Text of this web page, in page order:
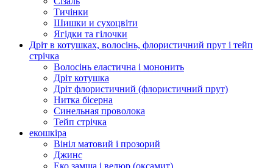
Тичінки
Шишки и сухоцвіти
Ягідки та гілочки
Дріт в котушках, волосінь, флористичний прут і тейп
стрічка
Волосінь еластична і мононить
Дріт котушка
Дріт флористичний (флористичний прут)
Нитка бісерна
Синельная проволока
Тейп стрічка
екошкіра
Вініл матовий і прозорий
Джинс
Еко замша і велюр (оксамит)